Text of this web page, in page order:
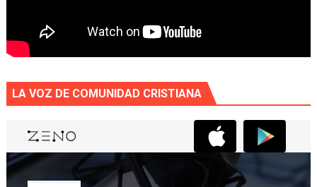
LA VOZ DE COMUNIDAD CRISTIANA